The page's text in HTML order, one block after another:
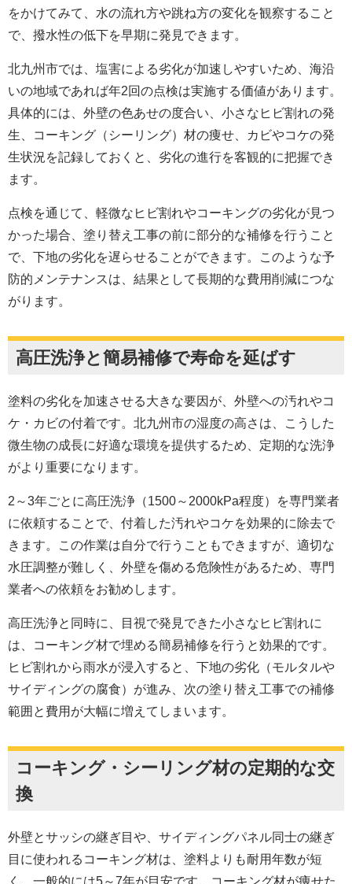
をかけてみて、水の流れ方や跳ね方の変化を観察すること
で、撥水性の低下を早期に発見できます。
北九州市では、塩害による劣化が加速しやすいため、海沿
いの地域であれば年2回の点検は実施する価値があります。
具体的には、外壁の色あせの度合い、小さなヒビ割れの発
生、コーキング（シーリング）材の痩せ、カビやコケの発
生状況を記録しておくと、劣化の進行を客観的に把握でき
ます。
点検を通じて、軽微なヒビ割れやコーキングの劣化が見つ
かった場合、塗り替え工事の前に部分的な補修を行うこと
で、下地の劣化を遅らせることができます。このような予
防的メンテナンスは、結果として長期的な費用削減につな
がります。
高圧洗浄と簡易補修で寿命を延ばす
塗料の劣化を加速させる大きな要因が、外壁への汚れやコ
ケ・カビの付着です。北九州市の湿度の高さは、こうした
微生物の成長に好適な環境を提供するため、定期的な洗浄
がより重要になります。
2～3年ごとに高圧洗浄（1500～2000kPa程度）を専門業者
に依頼することで、付着した汚れやコケを効果的に除去で
きます。この作業は自分で行うこともできますが、適切な
水圧調整が難しく、外壁を傷める危険性があるため、専門
業者への依頼をお勧めします。
高圧洗浄と同時に、目視で発見できた小さなヒビ割れに
は、コーキング材で埋める簡易補修を行うと効果的です。
ヒビ割れから雨水が浸入すると、下地の劣化（モルタルや
サイディングの腐食）が進み、次の塗り替え工事での補修
範囲と費用が大幅に増えてしまいます。
コーキング・シーリング材の定期的な交
換
外壁とサッシの継ぎ目や、サイディングパネル同士の継ぎ
目に使われるコーキング材は、塗料よりも耐用年数が短